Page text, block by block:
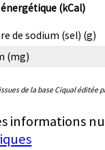
(kCal)
de sodium (sel) (g)
(mg)
de la base Ciqual éditée
informations